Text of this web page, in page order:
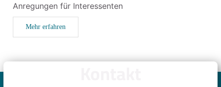
Anregungen für Interessenten
Mehr erfahren